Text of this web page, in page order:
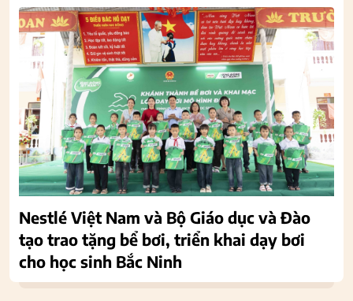
Nestlé Việt Nam và Bộ Giáo dục và Đào
tạo trao tặng bể bơi, triển khai dạy bơi
cho học sinh Bắc Ninh